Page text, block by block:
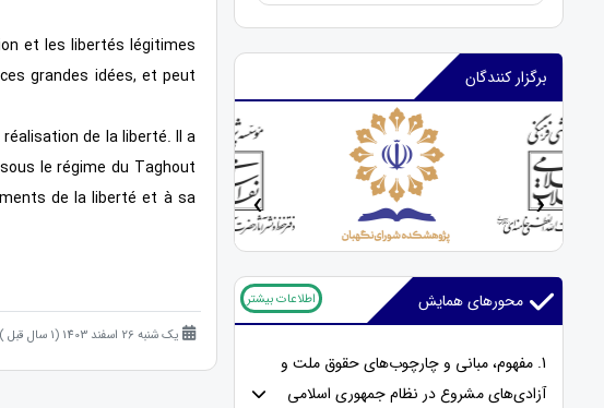
برگزار کنندگان
‹ ›
محورهای همایش اطلاعات بیشتر
1. مفهوم، مبانی و چارچوب‌های حقوق ملت و
آزادی‌های مشروع در نظام جمهوری اسلامی
et les libertés légitimes
grandes idées, et peut
de la liberté. Il a
le régime du Taghout
de la liberté et à sa
یک شنبه 26 اسفند 1403 (1 سال قبل )